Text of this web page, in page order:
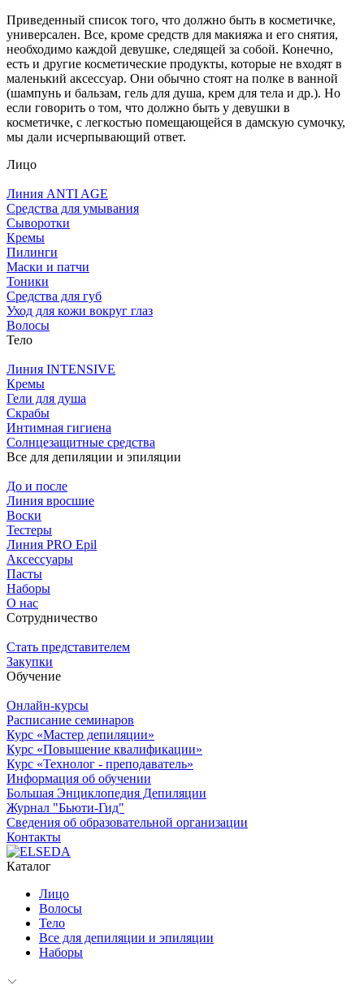
Приведенный список того, что должно быть в косметичке,
универсален. Все, кроме средств для макияжа и его снятия,
необходимо каждой девушке, следящей за собой. Конечно,
есть и другие косметические продукты, которые не входят в
маленький аксессуар. Они обычно стоят на полке в ванной
(шампунь и бальзам, гель для душа, крем для тела и др.). Но
если говорить о том, что должно быть у девушки в
косметичке, с легкостью помещающейся в дамскую сумочку,
мы дали исчерпывающий ответ.
Лицо
Линия ANTI AGE
Средства для умывания
Сыворотки
Кремы
Пилинги
Маски и патчи
Тоники
Средства для губ
Уход для кожи вокруг глаз
Волосы
Тело
Линия INTENSIVE
Кремы
Гели для душа
Скрабы
Интимная гигиена
Солнцезащитные средства
Все для депиляции и эпиляции
До и после
Линия вросшие
Воски
Тестеры
Линия PRO Epil
Аксессуары
Пасты
Наборы
О нас
Сотрудничество
Стать представителем
Закупки
Обучение
Онлайн-курсы
Расписание семинаров
Курс «Мастер депиляции»
Курс «Повышение квалификации»
Курс «Технолог - преподаватель»
Информация об обучении
Большая Энциклопедия Депиляции
Журнал "Бьюти-Гид"
Сведения об образовательной организации
Контакты
Каталог
Лицо
Волосы
Тело
Все для депиляции и эпиляции
Наборы